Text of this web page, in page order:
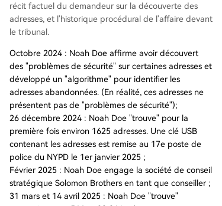
récit factuel du demandeur sur la découverte des
adresses, et l'historique procédural de l'affaire devant
le tribunal.
Octobre 2024 : Noah Doe affirme avoir découvert
des "problèmes de sécurité" sur certaines adresses et
développé un "algorithme" pour identifier les
adresses abandonnées. (En réalité, ces adresses ne
présentent pas de "problèmes de sécurité");
26 décembre 2024 : Noah Doe "trouve" pour la
première fois environ 1625 adresses. Une clé USB
contenant les adresses est remise au 17e poste de
police du NYPD le 1er janvier 2025 ;
Février 2025 : Noah Doe engage la société de conseil
stratégique Solomon Brothers en tant que conseiller ;
31 mars et 14 avril 2025 : Noah Doe "trouve"